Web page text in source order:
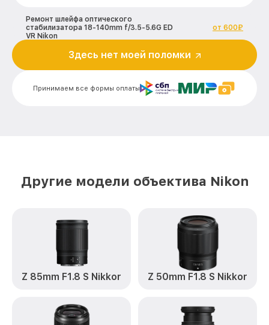
Ремонт шлейфа оптического
стабилизатора 18-140mm f/3.5-5.6G ED
VR Nikon
от 600₽
Ремонт электроники 18-140mm f/3.5-
5.6G ED VR Nikon
Устранение механических повреждений
от 900₽
Замена электронной платы 18-140mm
Замена узла диафрагмы 18-140mm
f/3.5-5.6G ED VR Nikon
от 1200₽
Замена мотора 18-140mm f/3.5-5.6G ED
VR Nikon
от 1800₽
Замена корпуса 18-140mm f/3.5-5.6G ED
от 400₽
Принимаем все формы оплаты
Здесь нет моей поломки
Другие модели объектива Nikon
Z 85mm F1.8 S Nikkor Z 50mm F1.8 S Nikkor